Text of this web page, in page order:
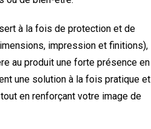
à la fois de protection et de
impression et finitions),
au produit une forte présence en
une solution à la fois pratique et
en renforçant votre image de